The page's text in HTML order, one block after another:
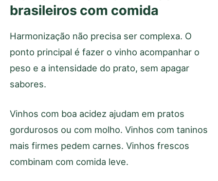
brasileiros com comida
Harmonização não precisa ser complexa. O
ponto principal é fazer o vinho acompanhar o
peso e a intensidade do prato, sem apagar
sabores.
Vinhos com boa acidez ajudam em pratos
gordurosos ou com molho. Vinhos com taninos
mais firmes pedem carnes. Vinhos frescos
combinam com comida leve.